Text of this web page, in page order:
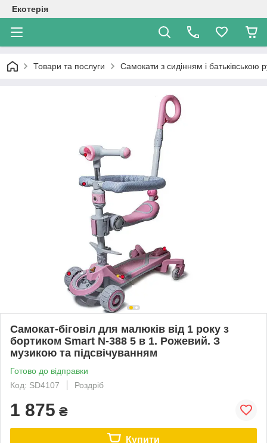
Екотерія
Товари та послуги Самокати з сидінням і батьківською
Самокат-біговіл для малюків від 1 року з
бортиком Smart N-388 5 в 1. Рожевий. З
музикою та підсвічуванням
Готово до відправки
Код: SD4107
Роздріб
1 875 ₴
Купити